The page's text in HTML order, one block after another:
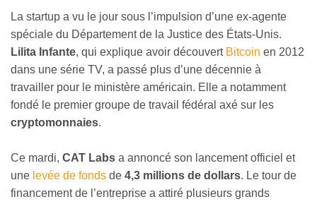
La startup a vu le jour sous l’impulsion d’une ex-agente
spéciale du Département de la Justice des États-Unis.
Lilita Infante, qui explique avoir découvert Bitcoin en 2012
dans une série TV, a passé plus d’une décennie à
travailler pour le ministère américain. Elle a notamment
fondé le premier groupe de travail fédéral axé sur les
cryptomonnaies.
Ce mardi, CAT Labs a annoncé son lancement officiel et
une levée de fonds de 4,3 millions de dollars. Le tour de
financement de l’entreprise a attiré plusieurs grands